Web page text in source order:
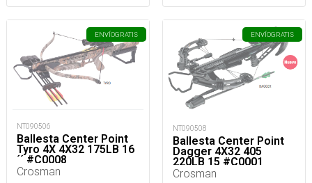
ENVÍOGRATIS
NT090506
Ballesta Center Point
Tyro 4X 4X32 175LB 16
´´ #C0008
Crosman
ENVÍOGRATIS
NT090508
Ballesta Center Point
Dagger 4X32 405
220LB 15 #C0001_
Crosman